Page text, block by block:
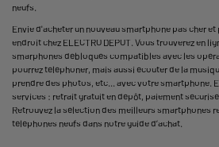
neufs.
Envie d'acheter un nouveau smartphone pas cher
endroit chez ELECTRO DEPOT. Vous trouverez en
smarphones débloqués compatibles avec les
pourrez téléphoner, mais aussi écouter de la
prendre des photos, etc... avec votre smartphone.
services : retrait gratuit en dépôt, paiement
Retrouvez la sélection des meilleurs smartphones
téléphones neufs dans notre guide d’achat.